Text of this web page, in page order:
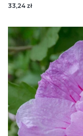
33,24 zł